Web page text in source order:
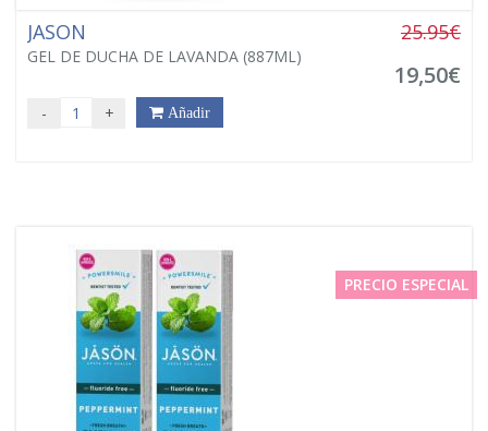
JASON
GEL DE DUCHA DE LAVANDA (887ML)
25.95€
19,50€
- + Añadir
PRECIO ESPECIAL